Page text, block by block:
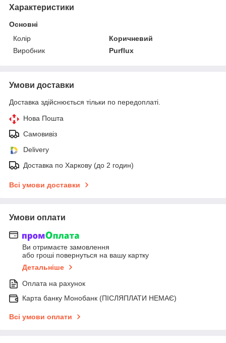
Характеристики
Основні
Колір
Коричневий
Виробник
Purflux
Умови доставки
Доставка здійснюється тільки по передоплаті.
Нова Пошта
Самовивіз
Delivery
Доставка по Харкову (до 2 годин)
Всі умови доставки
Умови оплати
Ви отримаєте замовлення
або гроші повернуться на вашу картку
Детальніше
Оплата на рахунок
Карта банку Монобанк (ПІСЛЯПЛАТИ НЕМАЄ)
Всі умови оплати